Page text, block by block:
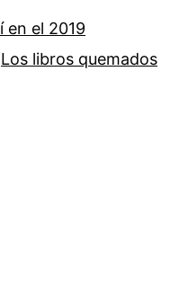
en el 2019
Los libros quemados